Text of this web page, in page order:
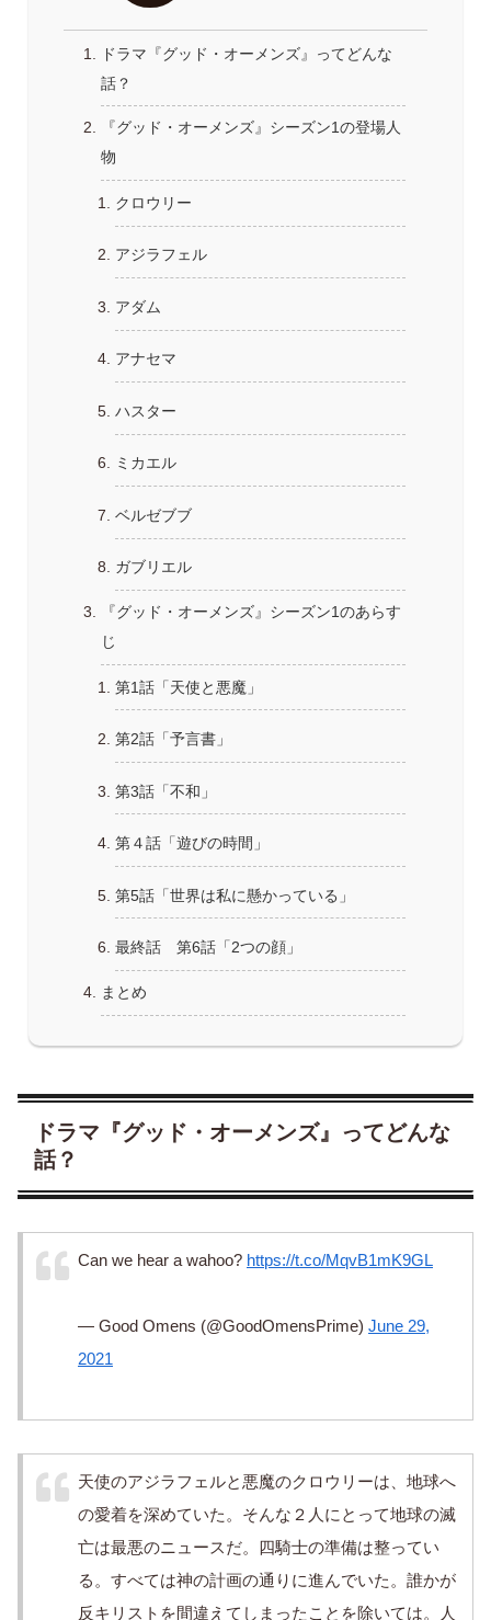
ドラマ『グッド・オーメンズ』ってどんな
話？
『グッド・オーメンズ』シーズン1の登場人
物
クロウリー
アジラフェル
アダム
アナセマ
ハスター
ミカエル
ベルゼブブ
ガブリエル
『グッド・オーメンズ』シーズン1のあらす
じ
第1話「天使と悪魔」
第2話「予言書」
第3話「不和」
第４話「遊びの時間」
第5話「世界は私に懸かっている」
最終話 第6話「2つの顔」
まとめ
ドラマ『グッド・オーメンズ』ってどんな
話？
Can we hear a wahoo? https://t.co/MqvB1mK9GL
— Good Omens (@GoodOmensPrime) June 29,
2021
天使のアジラフェルと悪魔のクロウリーは、地球へ
の愛着を深めていた。そんな２人にとって地球の滅
亡は最悪のニュースだ。四騎士の準備は整ってい
る。すべては神の計画の通りに進んでいた。誰かが
反キリストを間違えてしまったことを除いては。人